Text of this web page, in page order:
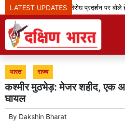
LATEST UPDATES
झारखंड: छात्रों के विरोध प्रदर्शन पर बोले
भारत राज्य
कश्मीर मुठभेड़: मेजर शहीद, एक
घायल
By Dakshin Bharat